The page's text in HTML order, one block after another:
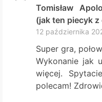
Tomisław
(jak ten piecyk
12 października
Super gra,
Wykonanie jak
więcej.
polecam!